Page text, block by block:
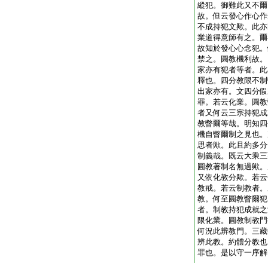
縱犯。御難此又不
故。但云發心作心
不成持犯文歟。此
業道得意師有之。
故知於發心心念犯
禁之。圓教機利故
家亦有犯者等者。
釋也。四分教限不
出家亦有。文四分
罪。若云化業。圓
者又何云三宗持犯
教瞥爾等哉。明知
機自瞥爾制之見也
思者歟。此且約多
制義哉。既云大乘
圓教著制名無過歟
又依化教分歟。若
教戒。若云制教者
教。何至圓教瞥爾
者。制教持犯成就
限化業。圓教制教
何況此辨教門。三
辨此教。約體分教
罪也。是以守一序